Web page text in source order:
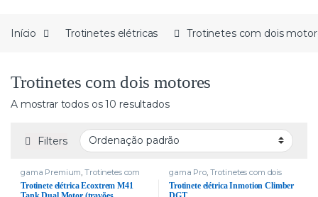
Início Trotinetes elétricas Trotinetes com dois
Trotinetes com dois motores
A mostrar todos os 10 resultados
Filters
gama Premium,Trotinetes com
dois motores ,Trotinetes delivery
Trotinete elétrica Ecoxtrem M41
gama Pro, Trotinetes com dois
motores
Trotinete elétrica Inmotion Climber